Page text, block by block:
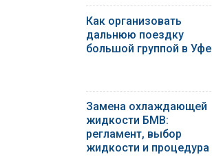
Как организовать
дальнюю поездку
большой группой в Уфе
Замена охлаждающей
жидкости БМВ:
регламент, выбор
жидкости и процедура